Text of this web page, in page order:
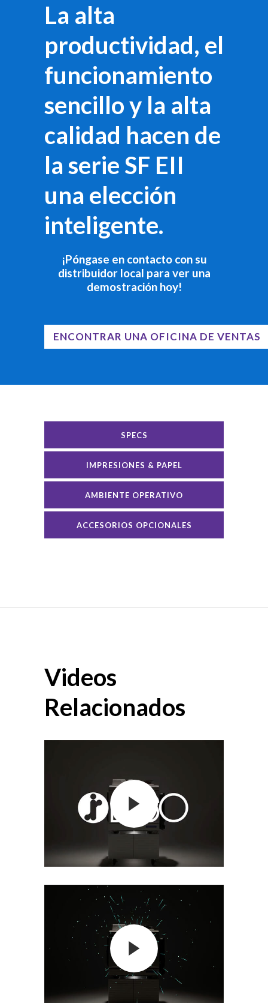
La alta
productividad, el
funcionamiento
sencillo y la alta
calidad hacen de
la serie SF EII
una elección
inteligente.
¡Póngase en contacto con su
distribuidor local para ver una
demostración hoy!
ENCONTRAR UNA OFICINA DE VENTAS
SPECS
IMPRESIONES & PAPEL
AMBIENTE OPERATIVO
ACCESORIOS OPCIONALES
Videos
Relacionados